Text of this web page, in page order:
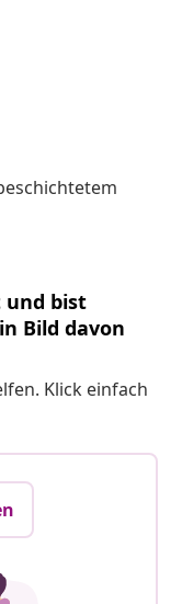
und bist
Bild davon
Klick einfach